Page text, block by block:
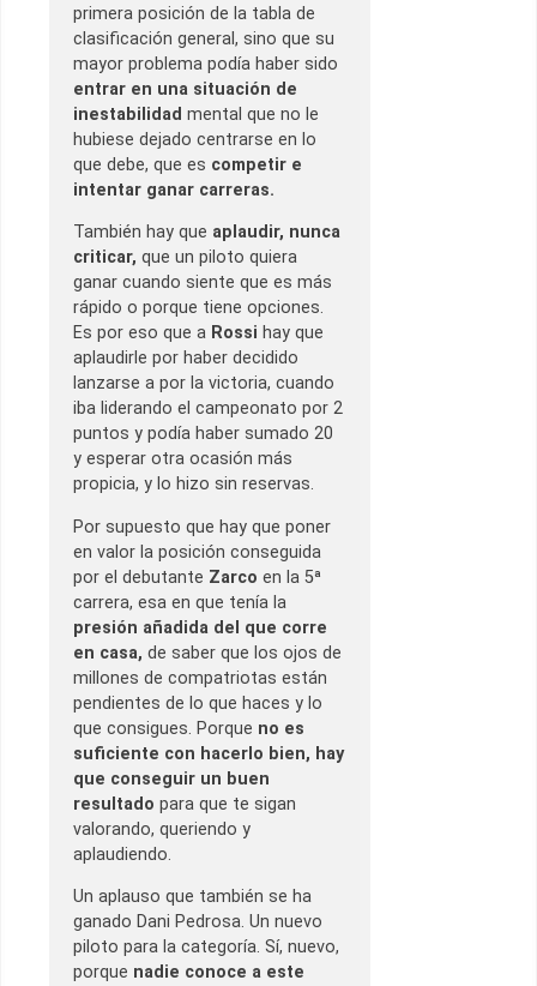
primera posición de la tabla de
clasificación general, sino que su
mayor problema podía haber sido
entrar en una situación de
inestabilidad mental que no le
hubiese dejado centrarse en lo
que debe, que es competir e
intentar ganar carreras.
También hay que aplaudir, nunca
criticar, que un piloto quiera
ganar cuando siente que es más
rápido o porque tiene opciones.
Es por eso que a Rossi hay que
aplaudirle por haber decidido
lanzarse a por la victoria, cuando
iba liderando el campeonato por 2
puntos y podía haber sumado 20
y esperar otra ocasión más
propicia, y lo hizo sin reservas.
Por supuesto que hay que poner
en valor la posición conseguida
por el debutante Zarco en la 5ª
carrera, esa en que tenía la
presión añadida del que corre
en casa, de saber que los ojos de
millones de compatriotas están
pendientes de lo que haces y lo
que consigues. Porque no es
suficiente con hacerlo bien, hay
que conseguir un buen
resultado para que te sigan
valorando, queriendo y
aplaudiendo.
Un aplauso que también se ha
ganado Dani Pedrosa. Un nuevo
piloto para la categoría. Sí, nuevo,
porque nadie conoce a este